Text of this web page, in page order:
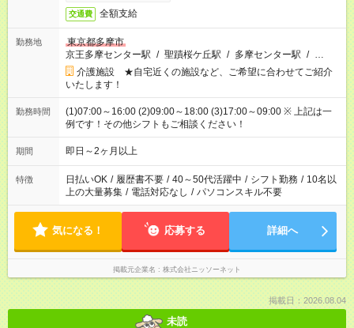
交通費 全額支給
勤務地
東京都多摩市
京王多摩センター駅 / 聖蹟桜ケ丘駅 / 多摩センター駅 / …
介護施設 ★自宅近くの施設など、ご希望に合わせてご紹介
いたします！
勤務時間
(1)07:00～16:00 (2)09:00～18:00 (3)17:00～09:00 ※ 上記は一
例です！その他シフトもご相談ください！
期間 即日～2ヶ月以上
特徴 日払いOK / 履歴書不要 / 40～50代活躍中 / シフト勤務 / 10名以
上の大量募集 / 電話対応なし / パソコンスキル不要
気になる！ 応募する 詳細へ
掲載元企業名 株式会社ニッソーネット
掲載日：2026.08.04
未読